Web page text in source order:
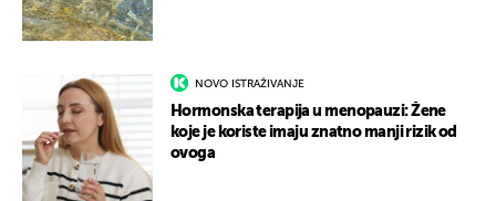
NOVO ISTRAŽIVANJE
Hormonska terapija u menopauzi: Žene
koje je koriste imaju znatno manji rizik od
ovoga